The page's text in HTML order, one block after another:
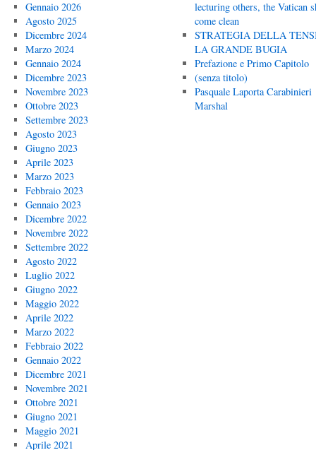
Gennaio 2026
Agosto 2025
Dicembre 2024
Marzo 2024
Gennaio 2024
Dicembre 2023
Novembre 2023
Ottobre 2023
Settembre 2023
Agosto 2023
Giugno 2023
Aprile 2023
Marzo 2023
Febbraio 2023
Gennaio 2023
Dicembre 2022
Novembre 2022
Settembre 2022
Agosto 2022
Luglio 2022
Giugno 2022
Maggio 2022
Aprile 2022
Marzo 2022
Febbraio 2022
Gennaio 2022
Dicembre 2021
Novembre 2021
Ottobre 2021
Giugno 2021
Maggio 2021
Aprile 2021
lecturing others, the Vatican
come clean
STRATEGIA DELLA
LA GRANDE BUGIA
Prefazione e Primo Capitolo
(senza titolo)
Pasquale Laporta Carabinieri
Marshal